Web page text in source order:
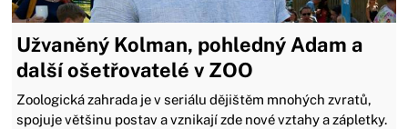
Užvaněný Kolman, pohledný Adam a
další ošetřovatelé v ZOO
Zoologická zahrada je v seriálu dějištěm mnohých zvratů,
spojuje většinu postav a vznikají zde nové vztahy a zápletky.